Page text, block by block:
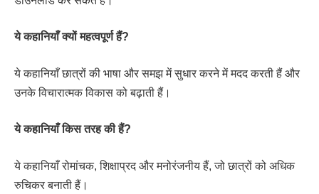
ये कहानियाँ क्यों महत्वपूर्ण हैं?
ये कहानियाँ छात्रों की भाषा और समझ में सुधार करने में मदद करती हैं और
उनके विचारात्मक विकास को बढ़ाती हैं।
ये कहानियाँ किस तरह की हैं?
ये कहानियाँ रोमांचक, शिक्षाप्रद और मनोरंजनीय हैं, जो छात्रों को अधिक
रुचिकर बनाती हैं।